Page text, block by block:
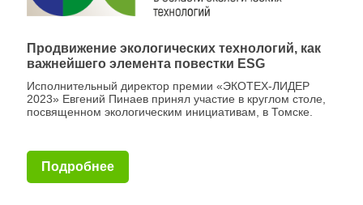
Продвижение экологических технологий, как
важнейшего элемента повестки ESG
Исполнительный директор премии «ЭКОТЕХ-ЛИДЕР
2023» Евгений Пинаев принял участие в круглом столе,
посвященном экологическим инициативам, в Томске.
Подробнее